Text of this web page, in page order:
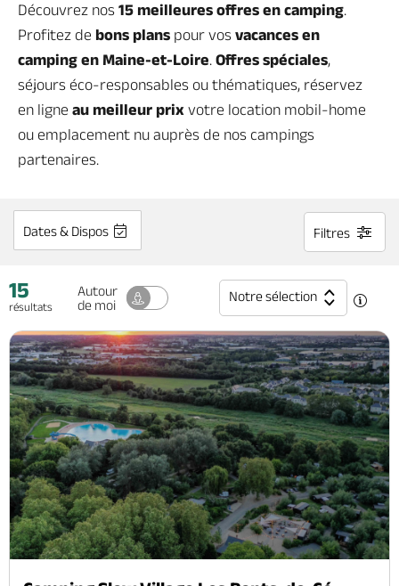
Dormir, manger
Séjours, cadeaux
Brochures & Cartes Offices de tourisme Comment venir ? Ecrivez-nous
Découvrez nos 15 meilleures offres en camping.
Profitez de bons plans pour vos vacances en
camping en Maine-et-Loire. Offres spéciales,
séjours éco-responsables ou thématiques, réservez
en ligne au meilleur prix votre location mobil-home
ou emplacement nu auprès de nos campings
partenaires.
Dates & Dispos Filtres
15
résultats
Autour
de moi
Notre sélection